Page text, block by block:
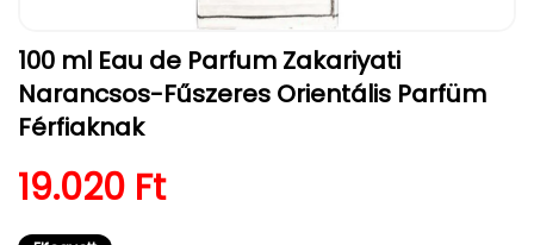
médiafájl
megnyitása
a
párbeszédpanelen
100 ml Eau de Parfum Zakariyati
Narancsos-Fűszeres Orientális Parfüm
Férfiaknak
Normál ár
19.020 Ft